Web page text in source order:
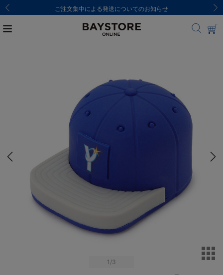
ご注文集中による発送についてのお知らせ
1 /3